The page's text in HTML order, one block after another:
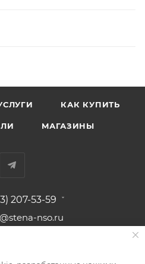
КАК КУПИТЬ
МАГАЗИНЫ
207-53-59
nso.ru
ул.Восход, 26/1